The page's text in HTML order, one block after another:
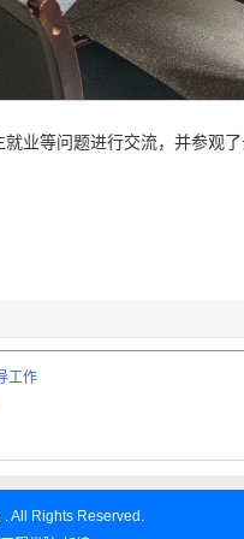
业等问题进行交流，并参观
工作
All Rights Reserved.